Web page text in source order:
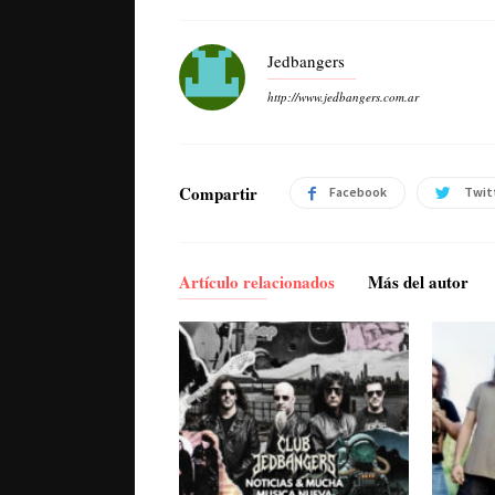
Jedbangers
http://www.jedbangers.com.ar
Compartir Facebook
Artículo relacionados Más del autor